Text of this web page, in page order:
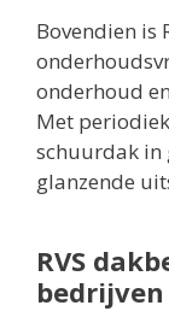
Bovendien is
onderhoud
Met
schuurdak in
glanzende
RVS